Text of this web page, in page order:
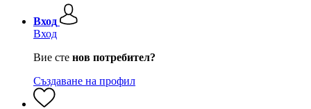
Вход
Вход
Вие сте нов потребител?
Създаване на профил